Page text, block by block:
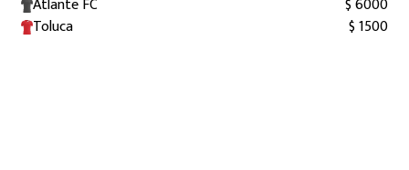
FUTBOL INTERNACIONAL